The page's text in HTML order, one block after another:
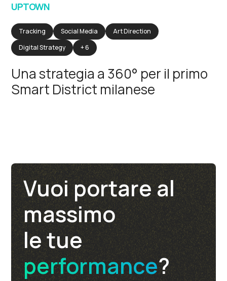
UPTOWN
Tracking Social Media
Art Direction
Digital Strategy
+ 6
Una strategia a 360° per il primo
Smart District milanese
Vuoi portare al
massimo
le tue
performance?